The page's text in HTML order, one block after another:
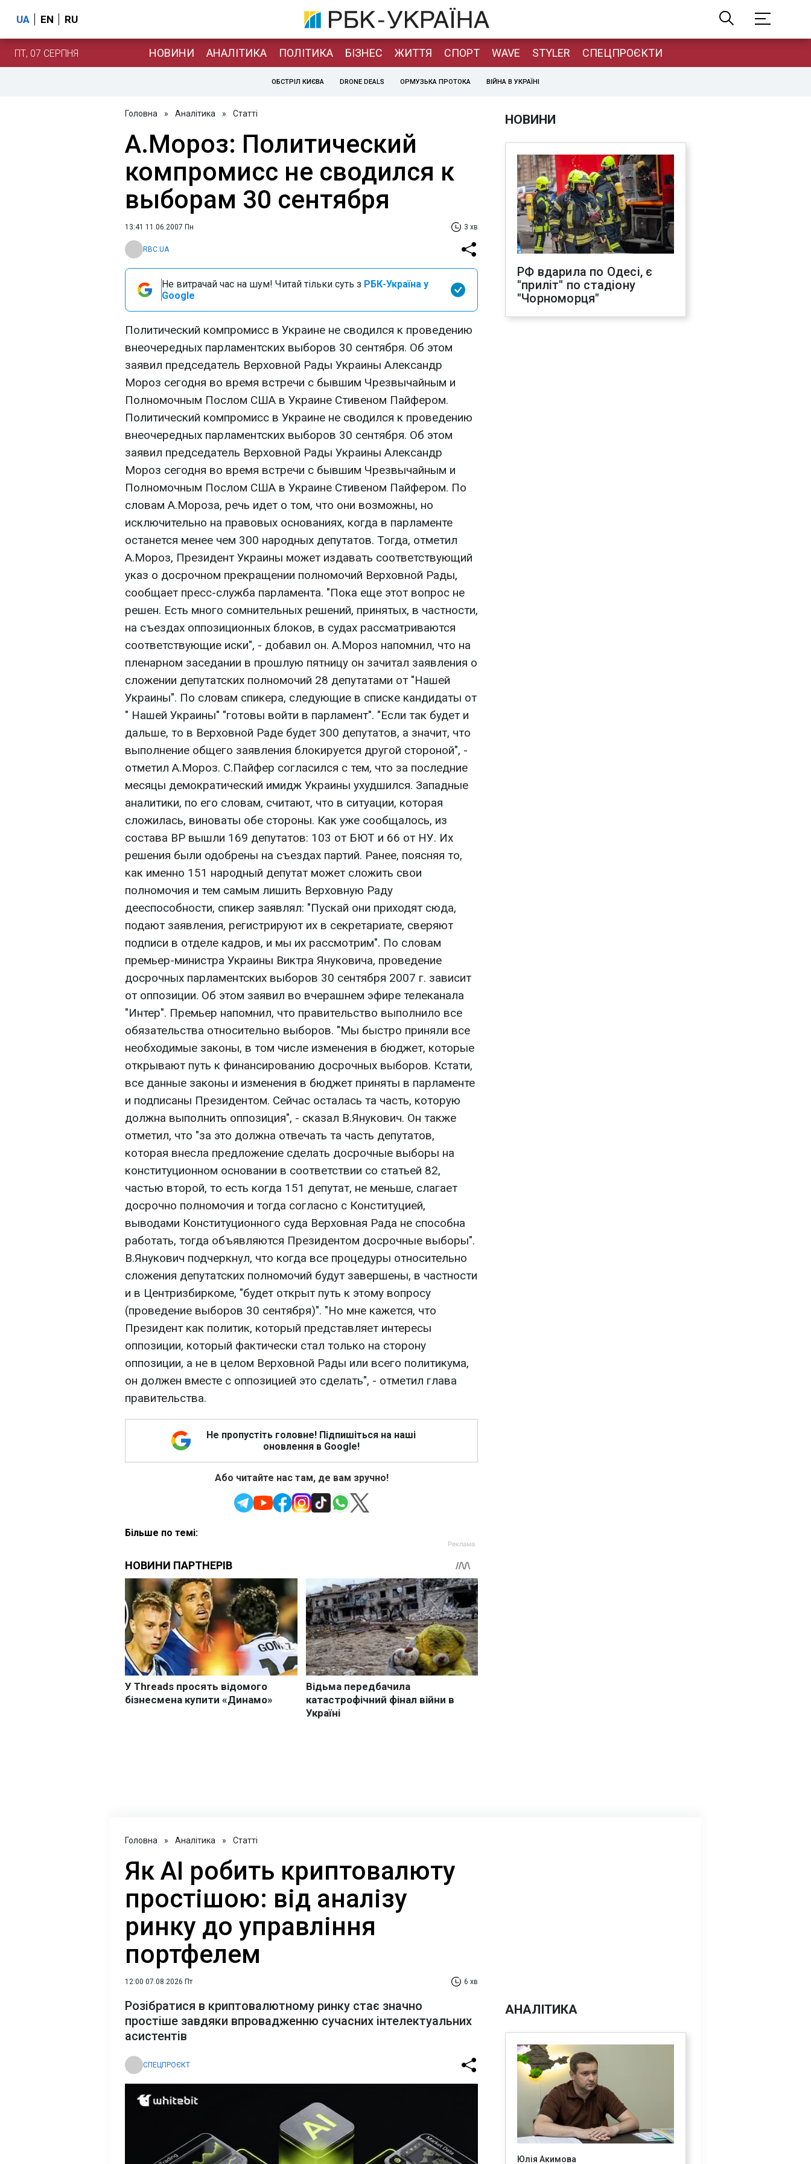
UA EN RU
ПТ, 07 СЕРПНЯ НОВИНИ АНАЛІТИКА ПОЛІТИКА БІЗНЕС ЖИТТЯ СПОРТ WAVE STYLER СПЕЦПРОЄКТИ
ОБСТРІЛ КИЄВА DRONE DEALS ОРМУЗЬКА ПРОТОКА ВІЙНА В УКРАЇНІ
Головна » Аналітика » Статті
А.Мороз: Политический
компромисс не сводился к
выборам 30 сентября
13:41 11.06.2007 Пн 3 хв
RBC.UA
Не витрачай час на шум! Читай тільки суть з РБК-Україна у
Google
Политический компромисс в Украине не сводился к проведению
внеочередных парламентских выборов 30 сентября. Об этом
заявил председатель Верховной Рады Украины Александр
Мороз сегодня во время встречи с бывшим Чрезвычайным и
Полномочным Послом США в Украине Стивеном Пайфером.
Политический компромисс в Украине не сводился к проведению
внеочередных парламентских выборов 30 сентября. Об этом
заявил председатель Верховной Рады Украины Александр
Мороз сегодня во время встречи с бывшим Чрезвычайным и
Полномочным Послом США в Украине Стивеном Пайфером. По
словам А.Мороза, речь идет о том, что они возможны, но
исключительно на правовых основаниях, когда в парламенте
останется менее чем 300 народных депутатов. Тогда, отметил
А.Мороз, Президент Украины может издавать соответствующий
указ о досрочном прекращении полномочий Верховной Рады,
сообщает пресс-служба парламента. "Пока еще этот вопрос не
решен. Есть много сомнительных решений, принятых, в частности,
на съездах оппозиционных блоков, в судах рассматриваются
соответствующие иски", - добавил он. А.Мороз напомнил, что на
пленарном заседании в прошлую пятницу он зачитал заявления о
сложении депутатских полномочий 28 депутатами от "Нашей
Украины". По словам спикера, следующие в списке кандидаты от
" Нашей Украины" "готовы войти в парламент". "Если так будет и
дальше, то в Верховной Раде будет 300 депутатов, а значит, что
выполнение общего заявления блокируется другой стороной", -
отметил А.Мороз. С.Пайфер согласился с тем, что за последние
месяцы демократический имидж Украины ухудшился. Западные
аналитики, по его словам, считают, что в ситуации, которая
сложилась, виноваты обе стороны. Как уже сообщалось, из
состава ВР вышли 169 депутатов: 103 от БЮТ и 66 от НУ. Их
решения были одобрены на съездах партий. Ранее, поясняя то,
как именно 151 народный депутат может сложить свои
полномочия и тем самым лишить Верховную Раду
дееспособности, спикер заявлял: "Пускай они приходят сюда,
подают заявления, регистрируют их в секретариате, сверяют
подписи в отделе кадров, и мы их рассмотрим". По словам
премьер-министра Украины Виктра Януковича, проведение
досрочных парламентских выборов 30 сентября 2007 г. зависит
от оппозиции. Об этом заявил во вчерашнем эфире телеканала
"Интер". Премьер напомнил, что правительство выполнило все
обязательства относительно выборов. "Мы быстро приняли все
необходимые законы, в том числе изменения в бюджет, которые
открывают путь к финансированию досрочных выборов. Кстати,
все данные законы и изменения в бюджет приняты в парламенте
и подписаны Президентом. Сейчас осталась та часть, которую
должна выполнить оппозиция", - сказал В.Янукович. Он также
отметил, что "за это должна отвечать та часть депутатов,
которая внесла предложение сделать досрочные выборы на
конституционном основании в соответствии со статьей 82,
частью второй, то есть когда 151 депутат, не меньше, слагает
досрочно полномочия и тогда согласно с Конституцией,
выводами Конституционного суда Верховная Рада не способна
работать, тогда объявляются Президентом досрочные выборы".
В.Янукович подчеркнул, что когда все процедуры относительно
сложения депутатских полномочий будут завершены, в частности
и в Центризбиркоме, "будет открыт путь к этому вопросу
(проведение выборов 30 сентября)". "Но мне кажется, что
Президент как политик, который представляет интересы
оппозиции, который фактически стал только на сторону
оппозиции, а не в целом Верховной Рады или всего политикума,
он должен вместе с оппозицией это сделать", - отметил глава
правительства.
Не пропустіть головне! Підпишіться на наші
оновлення в Google!
Або читайте нас там, де вам зручно!
Більше по темі:
НОВИНИ
РФ вдарила по Одесі, є
"приліт" по стадіону
"Чорноморця"
Головна » Аналітика » Статті
Як AI робить криптовалюту
простішою: від аналізу
ринку до управління
портфелем
12:00 07.08.2026 Пт 6 хв
Розібратися в криптовалютному ринку стає значно
простіше завдяки впровадженню сучасних інтелектуальних
асистентів
СПЕЦПРОЄКТ
АНАЛІТИКА
Юлія Акимова